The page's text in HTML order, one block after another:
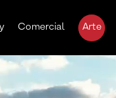
Comercial Arte